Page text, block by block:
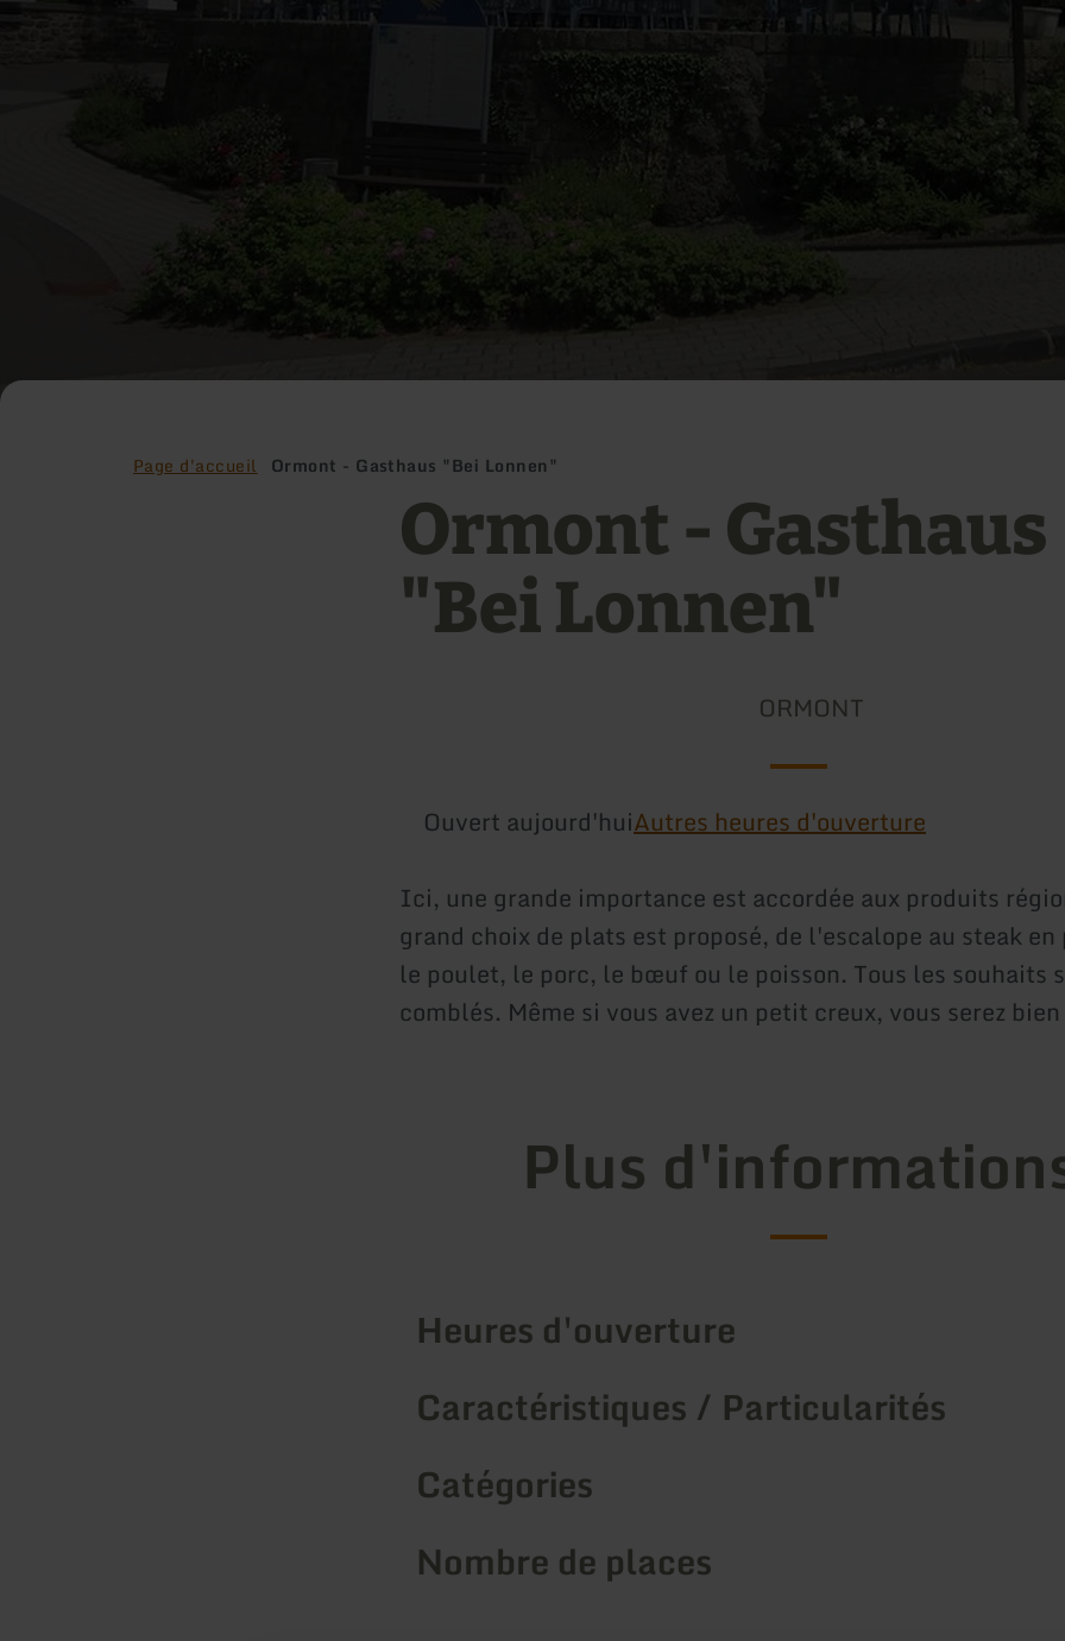
Page d'accueil Ormont - Gasthaus "Bei Lonnen"
Ormont - Gasthaus
"Bei Lonnen"
ORMONT
Ouvert aujourd'huiAutres heures d'ouverture
Ici, une grande importance est accordée aux produits
grand choix de plats est proposé, de l'escalope au steak
le poulet, le porc, le bœuf ou le poisson. Tous les souhaits
comblés. Même si vous avez un petit creux, vous serez
Plus
Heures d'ouverture
Caractéristiques / Particularités
Catégories
Nombre de places